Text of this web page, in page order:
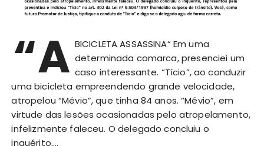
“A BICICLETA ASSASSINA“ Em uma
determinada comarca, presenciei um
caso interessante. “Tício”, ao conduzir
uma bicicleta empreendendo grande velocidade,
atropelou “Mévio”, que tinha 84 anos. “Mévio”, em
virtude das lesões ocasionadas pelo atropelamento,
infelizmente faleceu. O delegado concluiu o
inquérito,…